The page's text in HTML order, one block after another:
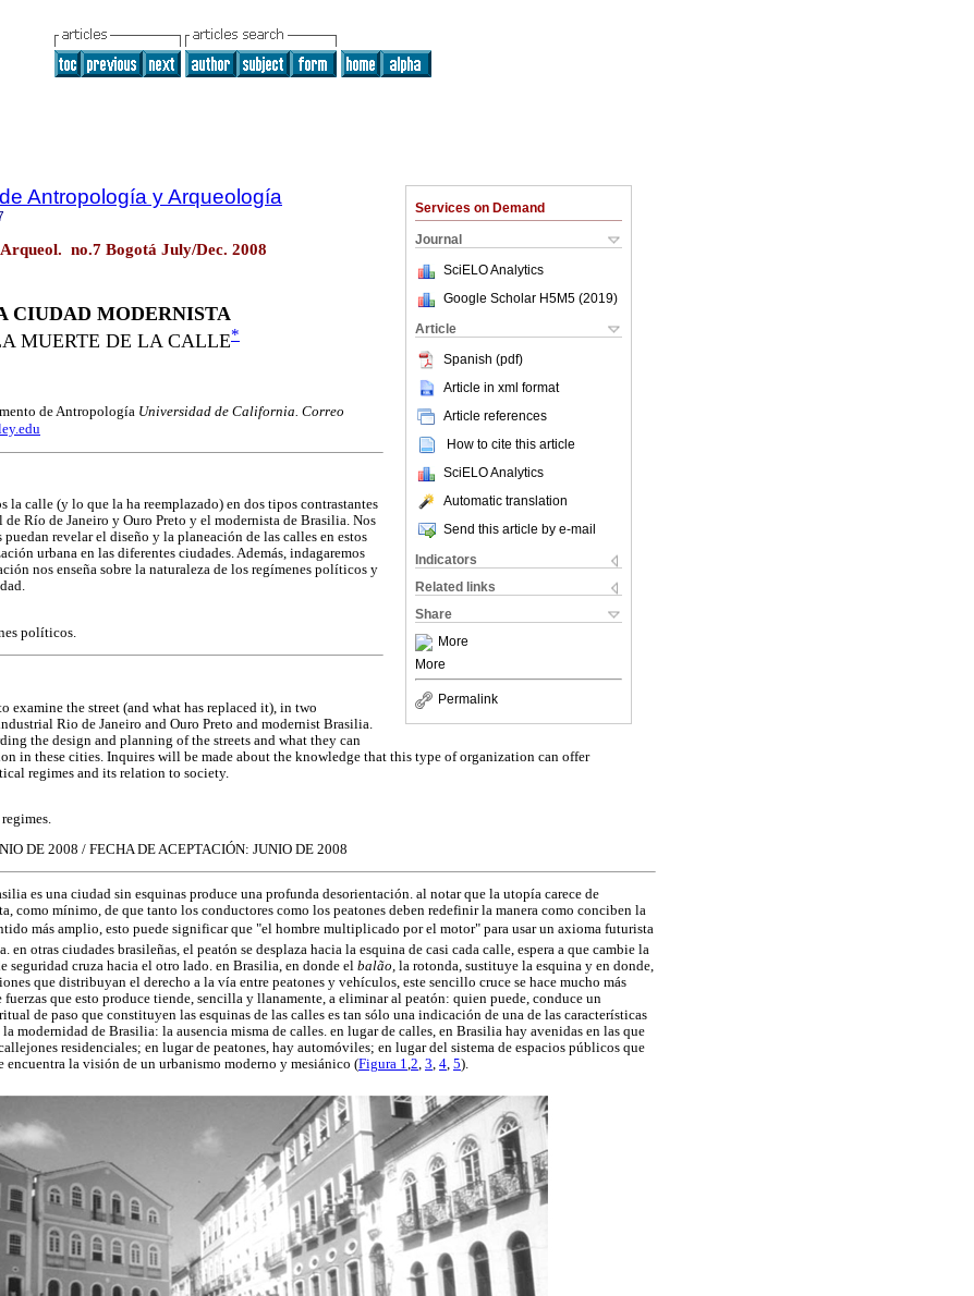
Services on Demand
Journal
SciELO Analytics
Google Scholar H5M5 (2019)
Article
Spanish (pdf)
Article in xml format
Article references
How to cite this article
SciELO Analytics
Automatic translation
Send this article by e-mail
Indicators
Related links
Share
More
More
Permalink
Antropología y Arqueología
no.7 Bogotá July/Dec. 2008
CIUDAD MODERNISTA
MUERTE DE LA CALLE*
de Antropología Universidad de California. Correo
la calle (y lo que la ha reemplazado) en dos tipos contrastantes
Río de Janeiro y Ouro Preto y el modernista de Brasilia. Nos
revelar el diseño y la planeación de las calles en estos
urbana en las diferentes ciudades. Además, indagaremos
nos enseña sobre la naturaleza de los regímenes políticos y
políticos.
examine the street (and what has replaced it), in two
Rio de Janeiro and Ouro Preto and modernist Brasilia.
the design and planning of the streets and what they can
in these cities. Inquires will be made about the knowledge that this type of organization can offer
regimes and its relation to society.
DE 2008 / FECHA DE ACEPTACIÓN: JUNIO DE 2008
es una ciudad sin esquinas produce una profunda desorientación. al notar que la utopía carece de
como mínimo, de que tanto los conductores como los peatones deben redefinir la manera como conciben la
más amplio, esto puede significar que "el hombre multiplicado por el motor" para usar un axioma futurista
en otras ciudades brasileñas, el peatón se desplaza hacia la esquina de casi cada calle, espera a que cambie la
seguridad cruza hacia el otro lado. en Brasilia, en donde el balão, la rotonda, sustituye la esquina y en donde,
que distribuyan el derecho a la vía entre peatones y vehículos, este sencillo cruce se hace mucho más
que esto produce tiende, sencilla y llanamente, a eliminar al peatón: quien puede, conduce un
de paso que constituyen las esquinas de las calles es tan sólo una indicación de una de las características
modernidad de Brasilia: la ausencia misma de calles. en lugar de calles, en Brasilia hay avenidas en las que
residenciales; en lugar de peatones, hay automóviles; en lugar del sistema de espacios públicos que
encuentra la visión de un urbanismo moderno y mesiánico (Figura 1,2, 3, 4, 5).